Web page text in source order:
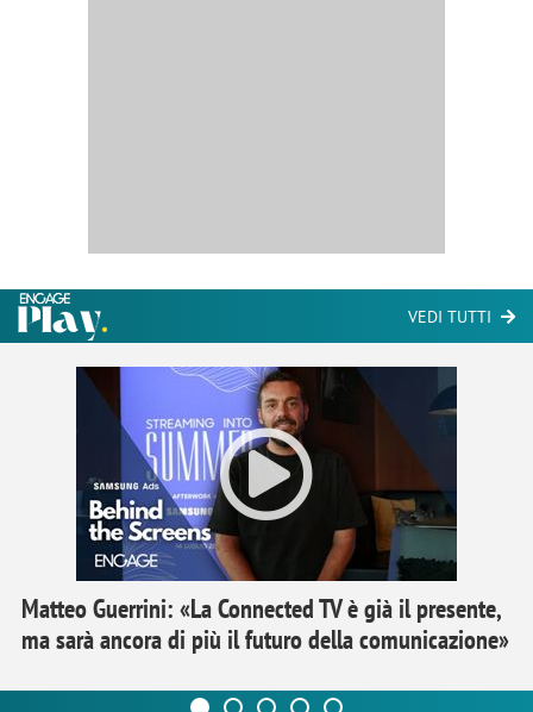
VEDI TUTTI
Matteo Guerrini: «La Connected TV è già il presente,
ma sarà ancora di più il futuro della comunicazione»